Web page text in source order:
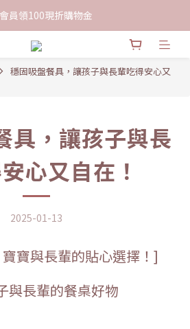
送餅乾乙包，滿$999免運
員領100現折購物金
送餅乾乙包，滿$999免運
穩固吸盤餐具，讓孩子與長輩吃得安心又
具，讓孩子與長
心又自在！
2025-01-13
寶與長輩的貼心選擇！]
與長輩的餐桌好物